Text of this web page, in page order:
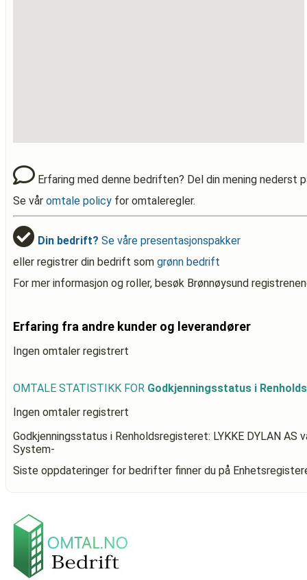
Erfaring med denne bedriften? Del din mening nederst
Se vår omtale policy for omtaleregler.
Din bedrift? Se våre presentasjonspakker
eller registrer din bedrift som grønn bedrift
For mer informasjon og roller, besøk Brønnøysund
Erfaring fra andre kunder og leverandører
Ingen omtaler registrert
OMTALE STATISTIKK FOR Godkjenningsstatus i
Ingen omtaler registrert
Godkjenningsstatus i Renholdsregisteret: LYKKE DYLAN AS
System-
Siste oppdateringer for bedrifter finner du på